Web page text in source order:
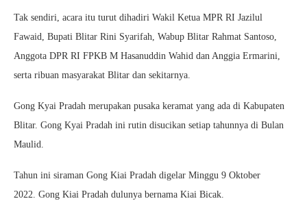
Tak sendiri, acara itu turut dihadiri Wakil Ketua MPR RI Jazilul
Fawaid, Bupati Blitar Rini Syarifah, Wabup Blitar Rahmat Santoso,
Anggota DPR RI FPKB M Hasanuddin Wahid dan Anggia Ermarini,
serta ribuan masyarakat Blitar dan sekitarnya.
Gong Kyai Pradah merupakan pusaka keramat yang ada di Kabupaten
Blitar. Gong Kyai Pradah ini rutin disucikan setiap tahunnya di Bulan
Maulid.
Tahun ini siraman Gong Kiai Pradah digelar Minggu 9 Oktober
2022. Gong Kiai Pradah dulunya bernama Kiai Bicak.